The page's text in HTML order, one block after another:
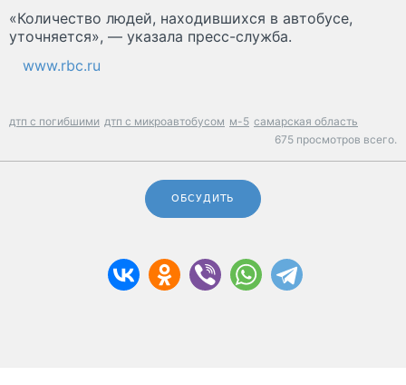
«Количество людей, находившихся в автобусе,
уточняется», — указала пресс-служба.
www.rbc.ru
дтп с погибшими дтп с микроавтобусом м-5 самарская область
675 просмотров всего.
ОБСУДИТЬ